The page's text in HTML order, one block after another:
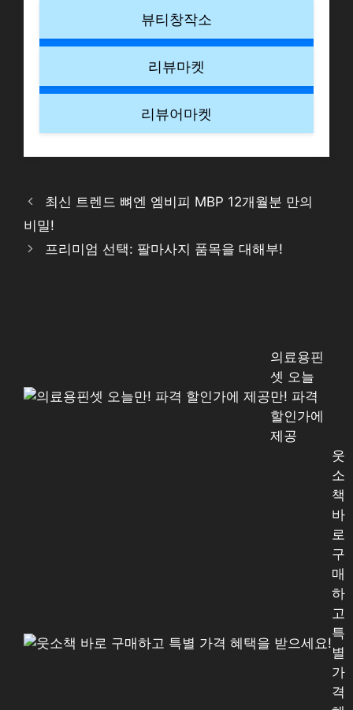
뷰티창작소
리뷰마켓
리뷰어마켓
최신 트렌드 뼈엔 엠비피 MBP 12개월분 만의
비밀!
프리미엄 선택: 팔마사지 품목을 대해부!
의료용핀
셋 오늘
만! 파격
할인가에
제공
웃
소
책
바
로
구
매
하
고
특
별
가
격